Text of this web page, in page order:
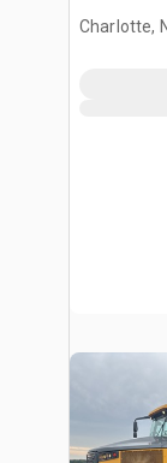
Charlotte,